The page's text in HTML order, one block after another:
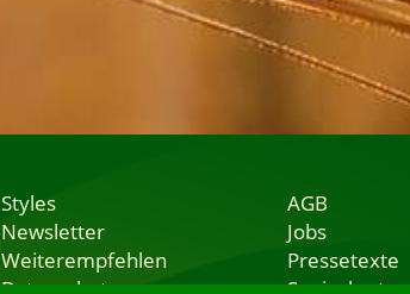
Styles
Newsletter
Weiterempfehlen
Datenschutz
AGB
Jobs
Pressetexte
Speisekarten